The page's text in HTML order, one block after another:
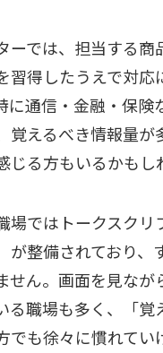
ーでは、担当する商
習得したうえで対応
に通信・金融・保険
覚えるべき情報量が
じる方もいるかもし
場ではトークスクリ
が整備されており、
せん。画面を見なが
る職場も多く、「覚
でも徐々に慣れてい